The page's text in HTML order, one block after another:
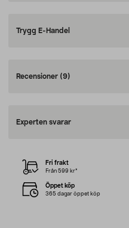
Trygg E-Handel
Recensioner (9)
Experten svarar
Fri frakt
Från 599 kr*
Öppet köp
365 dagar öppet köp